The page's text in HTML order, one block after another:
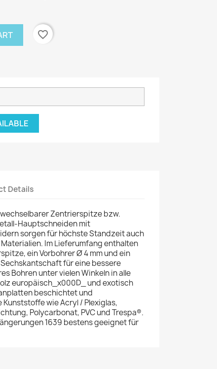
favorite_border
Details
Zentrierspitze bzw.
Hauptschneiden mit
sorgen für höchste Standzeit auch
Im Lieferumfang enthalten
ein Vorbohrer Ø 4 mm und ein
für eine bessere
Bohren unter vielen Winkeln in alle
europäisch_x000D_ und exotisch
beschichtet und
wie Acryl / Plexiglas,
Polycarbonat, PVC und Trespa®.
1639 bestens geeignet für